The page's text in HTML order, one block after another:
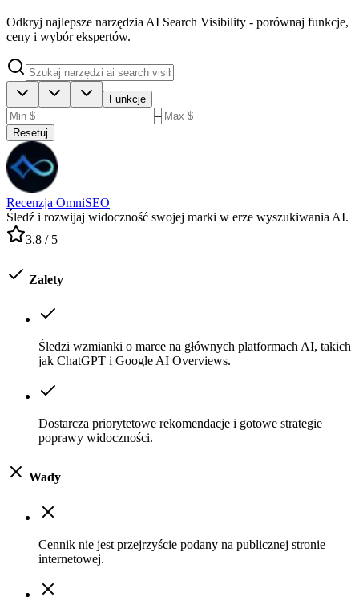
Odkryj najlepsze narzędzia AI Search Visibility - porównaj funkcje,
ceny i wybór ekspertów.
Funkcje
–
Resetuj
Recenzja OmniSEO
Śledź i rozwijaj widoczność swojej marki w erze wyszukiwania AI.
3.8 / 5
Zalety
Śledzi wzmianki o marce na głównych platformach AI, takich
jak ChatGPT i Google AI Overviews.
Dostarcza priorytetowe rekomendacje i gotowe strategie
poprawy widoczności.
Wady
Cennik nie jest przejrzyście podany na publicznej stronie
internetowej.